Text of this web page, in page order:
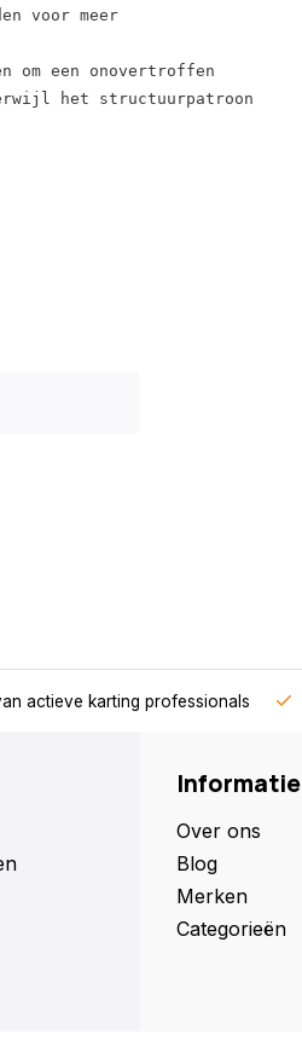
voor meer
om een ​​onovertroffen
het structuurpatroon
actieve karting professionals
Informatie
Over ons
Blog
Merken
Categorieën